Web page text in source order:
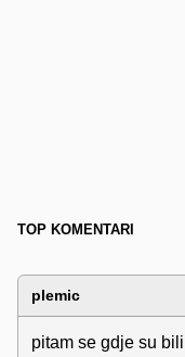
TOP KOMENTARI
plemic
pitam se gdje su